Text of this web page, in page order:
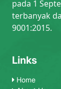
pada 1
terbanyak
9001:2015.
Links
Home